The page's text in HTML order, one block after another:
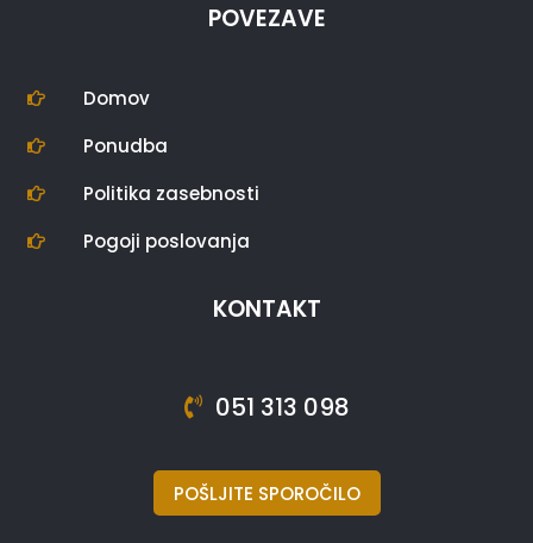
POVEZAVE
 Domov
 Ponudba
 Politika zasebnosti
 Pogoji poslovanja
KONTAKT
051 313 098
POŠLJITE SPOROČILO